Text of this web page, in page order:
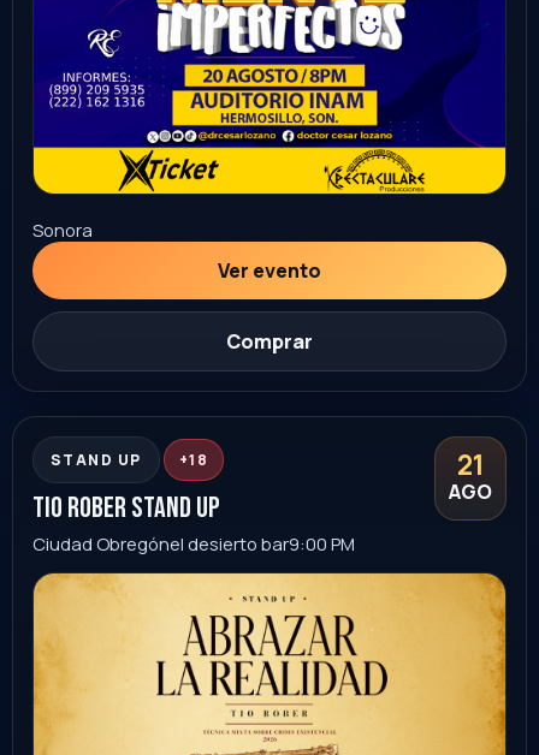
Sonora
Ver evento
Comprar
Homenaje Alejandro Sanz
Hermosillo Auditorio INAM Hermosillo
AGO